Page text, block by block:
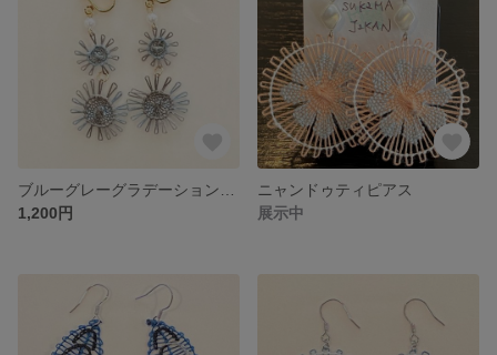
1,200円
ニャンドゥティピアス
展示中